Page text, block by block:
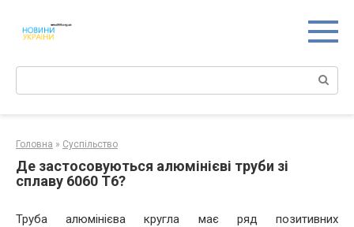
контенту
Поиск:
Головна » Суспільство
Де застосовуються алюмінієві труби зі
сплаву 6060 Т6?
Труба алюмінієва кругла має ряд позитивних